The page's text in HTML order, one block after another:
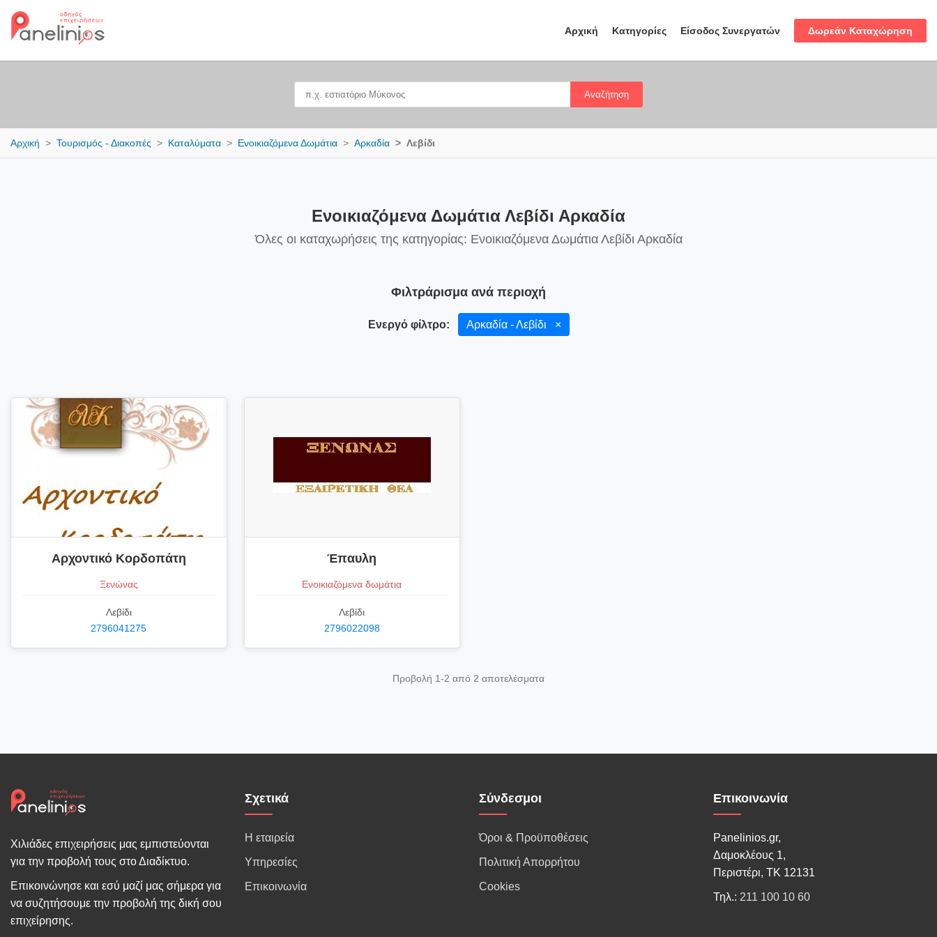
Αρχική Κατηγορίες Είσοδος Συνεργατών Δωρεάν Καταχώρηση
Αναζήτηση
Αρχική Τουρισμός - Διακοπές Καταλύματα Ενοικιαζόμενα Δωμάτια Αρκαδία Λεβίδι
Ενοικιαζόμενα Δωμάτια Λεβίδι Αρκαδία
Όλες οι καταχωρήσεις της κατηγορίας: Ενοικιαζόμενα Δωμάτια Λεβίδι Αρκαδία
Φιλτράρισμα ανά περιοχή
Ενεργό φίλτρο: Αρκαδία - Λεβίδι ×
Αρχοντικό Κορδοπάτη
Ξενώνας
Λεβίδι
2796041275
Έπαυλη
Ενοικιαζόμενα δωμάτια
Λεβίδι
2796022098
Προβολή 1-2 από 2 αποτελέσματα
Χιλιάδες επιχειρήσεις μας εμπιστεύονται
για την προβολή τους στο Διαδίκτυο.
Επικοινώνησε και εσύ μαζί μας σήμερα για
να συζητήσουμε την προβολή της δική σου
επιχείρησης.
Σχετικά
Η εταιρεία
Υπηρεσίες
Επικοινωνία
Σύνδεσμοι
Όροι & Προϋποθέσεις
Πολιτική Απορρήτου
Cookies
Επικοινωνία
Panelinios.gr,
Δαμοκλέους 1,
Περιστέρι, ΤΚ 12131
Τηλ.: 211 100 10 60